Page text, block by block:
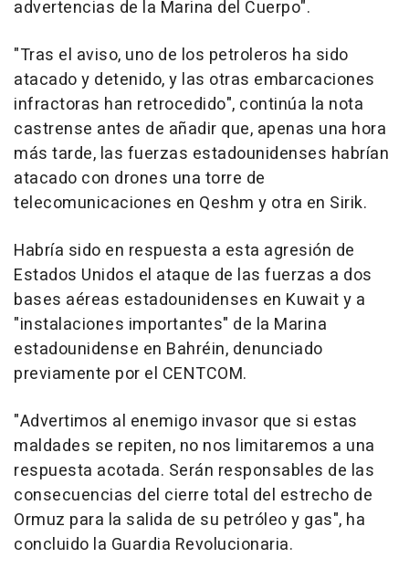
advertencias de la Marina del Cuerpo".
"Tras el aviso, uno de los petroleros ha sido
atacado y detenido, y las otras embarcaciones
infractoras han retrocedido", continúa la nota
castrense antes de añadir que, apenas una hora
más tarde, las fuerzas estadounidenses habrían
atacado con drones una torre de
telecomunicaciones en Qeshm y otra en Sirik.
Habría sido en respuesta a esta agresión de
Estados Unidos el ataque de las fuerzas a dos
bases aéreas estadounidenses en Kuwait y a
"instalaciones importantes" de la Marina
estadounidense en Bahréin, denunciado
previamente por el CENTCOM.
"Advertimos al enemigo invasor que si estas
maldades se repiten, no nos limitaremos a una
respuesta acotada. Serán responsables de las
consecuencias del cierre total del estrecho de
Ormuz para la salida de su petróleo y gas", ha
concluido la Guardia Revolucionaria.